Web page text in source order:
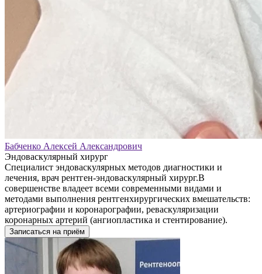
Бабченко Алексей Александрович
Эндоваскулярный хирург
Специалист эндоваскулярных методов диагностики и
лечения, врач рентген-эндоваскулярный хирург.В
совершенстве владеет всеми современными видами и
методами выполнения рентгенхирургических вмешательств:
артериографии и коронарографии, реваскуляризации
коронарных артерий (ангиопластика и стентирование).
Записаться на приём